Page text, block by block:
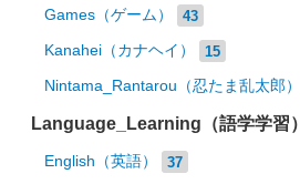
Games（ゲーム） 43
Kanahei（カナヘイ） 15
Nintama_Rantarou（忍たま乱太郎）
Language_Learning（語学学習）
English（英語） 37